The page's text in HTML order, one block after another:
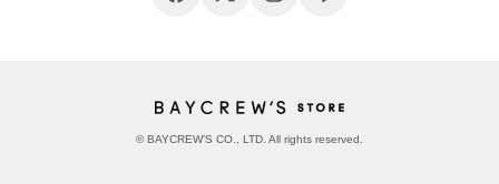
© BAYCREW’S CO., LTD. All rights reserved.